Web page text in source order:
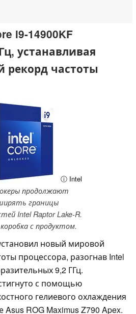
i9-14900KF
устанавливая
частоты
ⓘ Intel
продолжают
границы
Intel Raptor Lake-R.
с продуктом.
новый мировой
процессора, разогнав Intel
9,2 ГГц.
с помощью
гелиевого охлаждения
ROG Maximus Z790 Apex.